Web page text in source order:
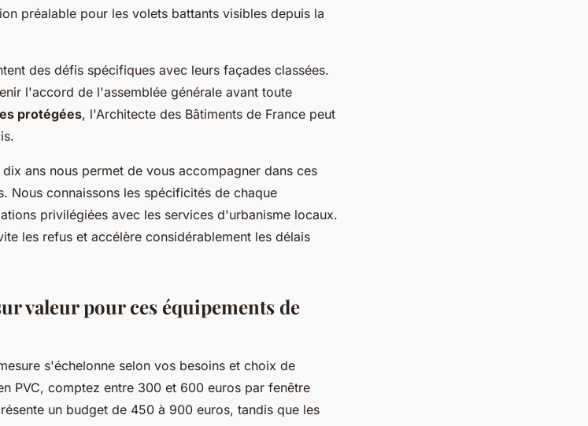
préalable pour les volets battants visibles depuis la
des défis spécifiques avec leurs façades classées.
l'accord de l'assemblée générale avant toute
protégées, l'Architecte des Bâtiments de France peut
ans nous permet de vous accompagner dans ces
Nous connaissons les spécificités de chaque
privilégiées avec les services d'urbanisme locaux.
les refus et accélère considérablement les délais
valeur pour ces équipements de
s'échelonne selon vos besoins et choix de
PVC, comptez entre 300 et 600 euros par fenêtre
un budget de 450 à 900 euros, tandis que les